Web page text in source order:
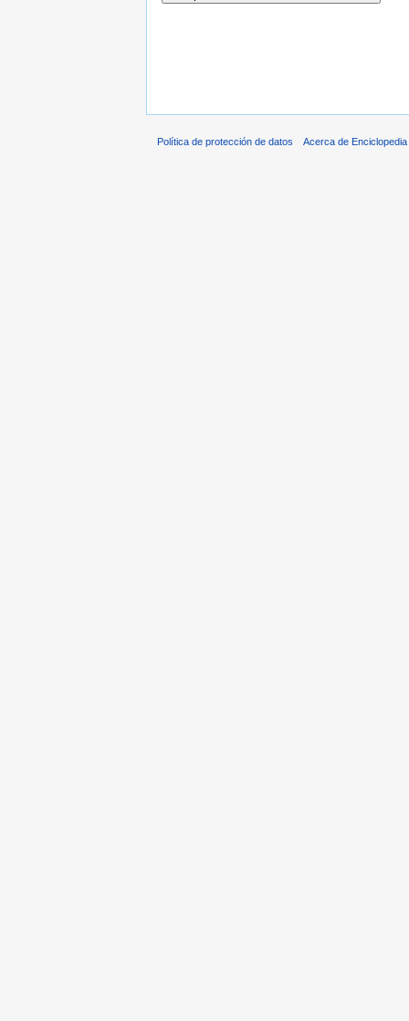
Política de protección de datos Acerca de